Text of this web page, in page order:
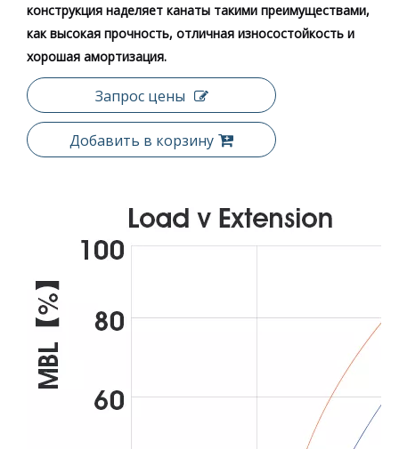
конструкция наделяет канаты такими преимуществами,
как высокая прочность, отличная износостойкость и
хорошая амортизация.
Запрос цены
Добавить в корзину